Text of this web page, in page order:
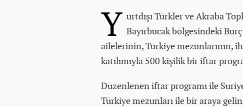
Y urtdışı Türkler ve Akraba
Bayırbucak bölgesindeki
ailelerinin, Türkiye mezunlarının,
katılımıyla 500 kişilik bir iftar
Düzenlenen iftar programı ile
Türkiye mezunları ile bir araya